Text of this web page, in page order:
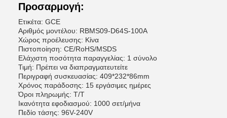
Προσαρμογή:
Ετικέτα: GCE
Αριθμός μοντέλου: RBMS09-D64S-100A
Χώρος προέλευσης: Κίνα
Πιστοποίηση: CE/RoHS/MSDS
Ελάχιστη ποσότητα παραγγελίας: 1 σύνολο
Τιμή: Πρέπει να διαπραγματευτείτε
Περιγραφή συσκευασίας: 409*232*86mm
Χρόνος παράδοσης: 15 εργάσιμες ημέρες
Όροι πληρωμής: T/T
Ικανότητα εφοδιασμού: 1000 σετ/μήνα
Πεδίο τάσης: 96V-240V